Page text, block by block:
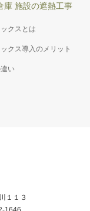
庫 施設の遮熱工事
クスとは
クス導入のメリット
い
１１３